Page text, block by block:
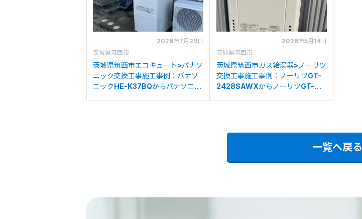
2026年7月29日
茨城県筑西市
茨城県筑西市エコキュート>パナソ
ニック交換工事施工事例：パナソ
ニックHE-K37BQからパナソニッ
2026年5月14日
茨城県筑西市
茨城県筑西市ガス給湯器>ノーリツ
交換工事施工事例：ノーリツGT-
2428SAWXからノーリツGT-
一覧へ戻る